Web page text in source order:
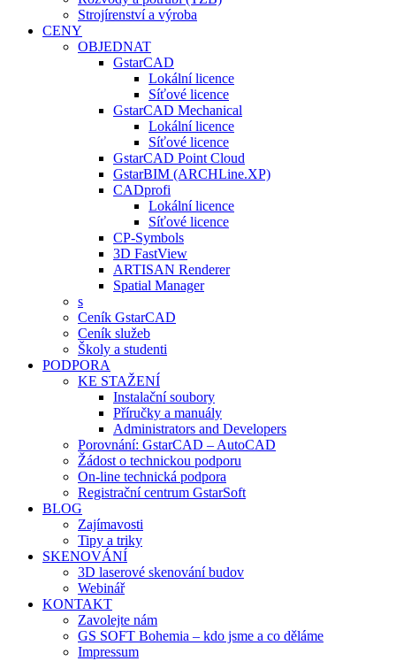
Strojírenství a výroba
CENY
OBJEDNAT
GstarCAD
Lokální licence
Síťové licence
GstarCAD Mechanical
Lokální licence
Síťové licence
GstarCAD Point Cloud
GstarBIM (ARCHLine.XP)
CADprofi
Lokální licence
Síťové licence
CP-Symbols
3D FastView
ARTISAN Renderer
Spatial Manager
s
Ceník GstarCAD
Ceník služeb
Školy a studenti
PODPORA
KE STAŽENÍ
Instalační soubory
Příručky a manuály
Administrators and Developers
Porovnání: GstarCAD – AutoCAD
Žádost o technickou podporu
On-line technická podpora
Registrační centrum GstarSoft
BLOG
Zajímavosti
Tipy a triky
SKENOVÁNÍ
3D laserové skenování budov
Webinář
KONTAKT
Zavolejte nám
GS SOFT Bohemia – kdo jsme a co děláme
Impressum